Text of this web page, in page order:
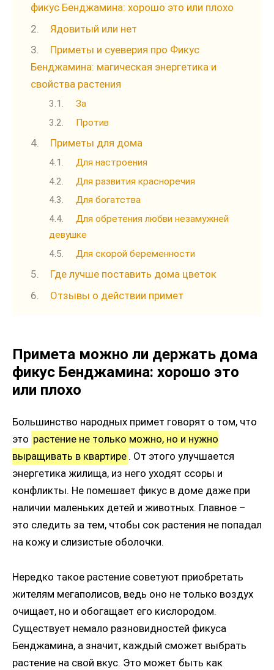
фикус Бенджамина: хорошо это или плохо
Ядовитый или нет
Приметы и суеверия про Фикус
Бенджамина: магическая энергетика и
свойства растения
За
Против
Приметы для дома
Для настроения
Для развития красноречия
Для богатства
Для обретения любви незамужней
девушке
Для скорой беременности
Где лучше поставить дома цветок
Отзывы о действии примет
Примета можно ли держать дома
фикус Бенджамина: хорошо это
или плохо
Большинство народных примет говорят о том, что
это растение не только можно, но и нужно
выращивать в квартире . От этого улучшается
энергетика жилища, из него уходят ссоры и
конфликты. Не помешает фикус в доме даже при
наличии маленьких детей и животных. Главное –
это следить за тем, чтобы сок растения не попадал
на кожу и слизистые оболочки.
Нередко такое растение советуют приобретать
жителям мегаполисов, ведь оно не только воздух
очищает, но и обогащает его кислородом.
Существует немало разновидностей фикуса
Бенджамина, а значит, каждый сможет выбрать
растение на свой вкус. Это может быть как